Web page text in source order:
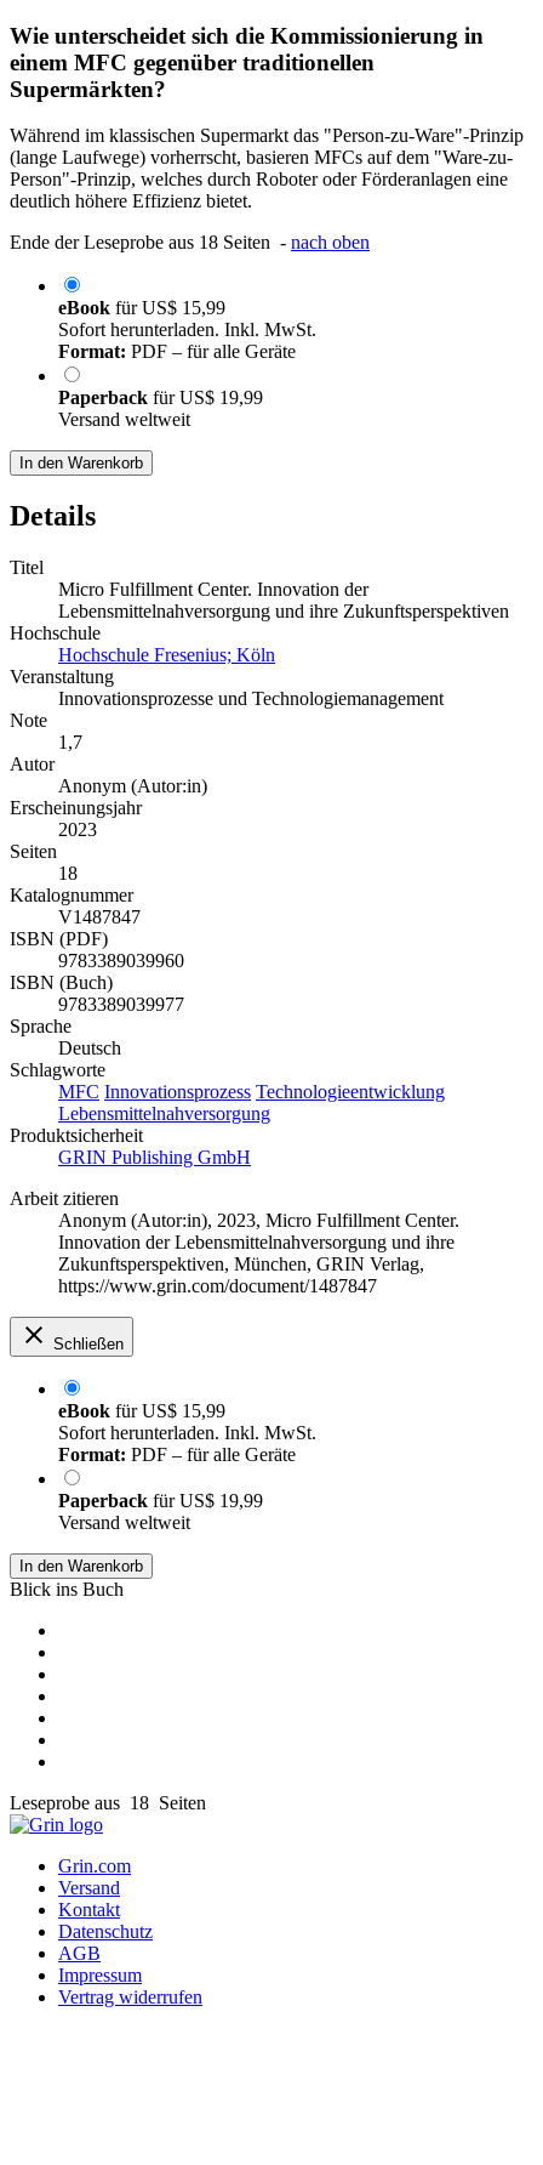
Wie unterscheidet sich die Kommissionierung in
einem MFC gegenüber traditionellen
Supermärkten?
Während im klassischen Supermarkt das "Person-zu-Ware"-Prinzip
(lange Laufwege) vorherrscht, basieren MFCs auf dem "Ware-zu-
Person"-Prinzip, welches durch Roboter oder Förderanlagen eine
deutlich höhere Effizienz bietet.
Ende der Leseprobe aus 18 Seiten - nach oben
eBook fürUS$ 15,99
Sofort herunterladen. Inkl. MwSt.
Format: PDF – für alle Geräte
Paperback fürUS$ 19,99
Versand weltweit
In den Warenkorb
Details
Titel
Micro Fulfillment Center. Innovation der
Lebensmittelnahversorgung und ihre Zukunftsperspektiven
Hochschule
Hochschule Fresenius; Köln
Veranstaltung
Innovationsprozesse und Technologiemanagement
Note
1,7
Autor
Anonym (Autor:in)
Erscheinungsjahr
2023
Seiten
18
Katalognummer
V1487847
ISBN (PDF)
9783389039960
ISBN (Buch)
9783389039977
Sprache
Deutsch
Schlagworte
MFC Innovationsprozess Technologieentwicklung
Lebensmittelnahversorgung
Produktsicherheit
GRIN Publishing GmbH
Arbeit zitieren
Anonym (Autor:in), 2023, Micro Fulfillment Center.
Innovation der Lebensmittelnahversorgung und ihre
Zukunftsperspektiven, München, GRIN Verlag,
https://www.grin.com/document/1487847
Schließen
eBook fürUS$ 15,99
Sofort herunterladen. Inkl. MwSt.
Format: PDF – für alle Geräte
Paperback fürUS$ 19,99
Versand weltweit
In den Warenkorb
Blick ins Buch
Leseprobe aus 18 Seiten
Grin.com
Versand
Kontakt
Datenschutz
AGB
Impressum
Vertrag widerrufen